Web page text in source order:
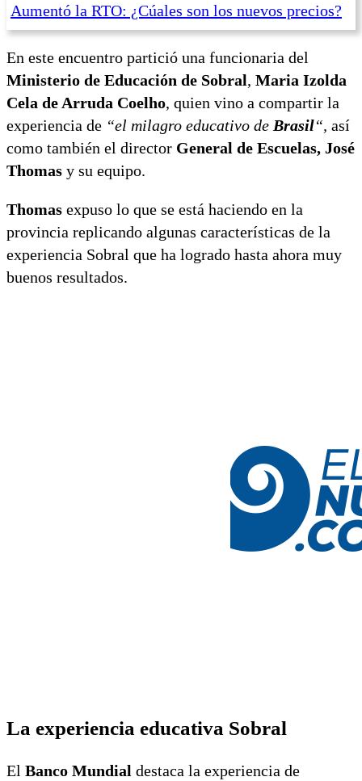
Aumentó la RTO: ¿Cúales son los nuevos precios?
En este encuentro partició una funcionaria del
Ministerio de Educación de Sobral, Maria Izolda
Cela de Arruda Coelho, quien vino a compartir la
experiencia de “el milagro educativo de Brasil“, así
como también el director General de Escuelas, José
Thomas y su equipo.
Thomas expuso lo que se está haciendo en la
provincia replicando algunas características de la
experiencia Sobral que ha logrado hasta ahora muy
buenos resultados.
La experiencia educativa Sobral
El Banco Mundial destaca la experiencia de